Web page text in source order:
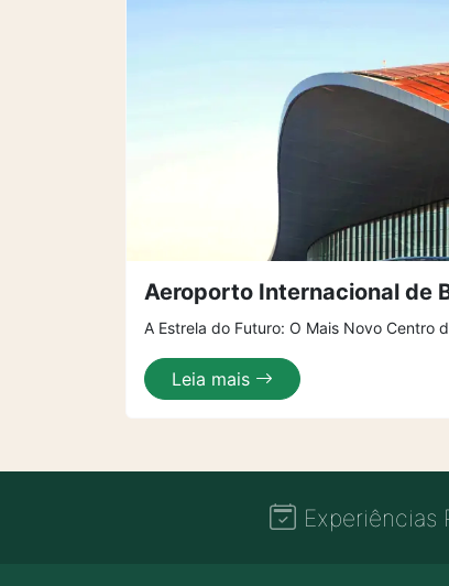
Aeroporto Internacional de
A Estrela do Futuro: O Mais Novo Centro
Leia mais
Experiências